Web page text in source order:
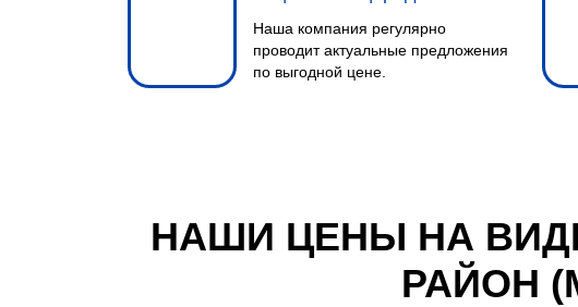
Наша компания регулярно
проводит актуальные предложения
по выгодной цене.
НАШИ ЦЕНЫ НА
РАЙОН